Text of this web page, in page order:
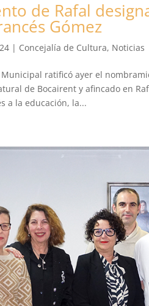
de Rafal
Gómez
| Concejalía de Cultura, Noticias
ratificó ayer el
de Bocairent y afincado en
a la educación, la...